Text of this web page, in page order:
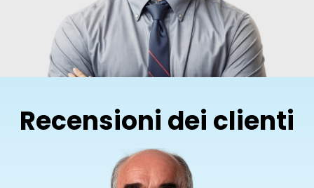
Recensioni dei clienti